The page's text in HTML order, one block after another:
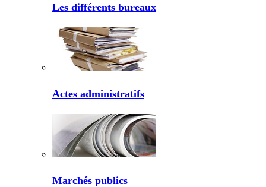
Les différents bureaux
Actes administratifs
Marchés publics